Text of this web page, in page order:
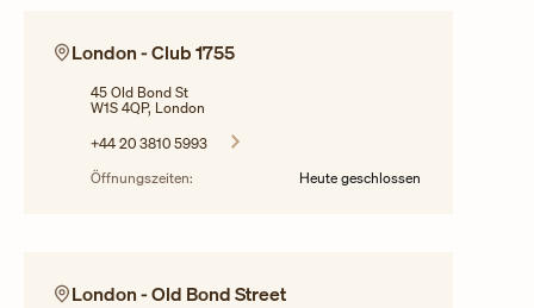
London - Club 1755
45 Old Bond St
W1S 4QP, London
+44 20 3810 5993
Öffnungszeiten:
Heute geschlossen
London - Old Bond Street